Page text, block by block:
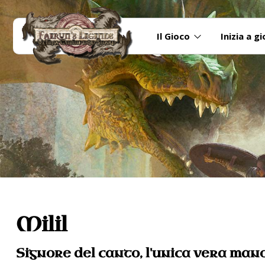
Il Gioco Inizia a
Milil
Signore del canto, l'unica vera